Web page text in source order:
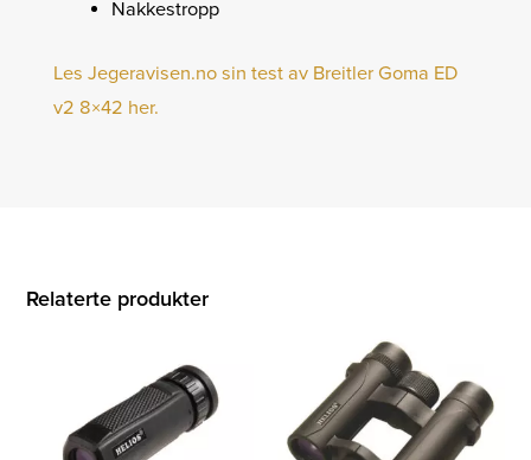
Nakkestropp
Les Jegeravisen.no sin test av Breitler Goma ED
v2 8×42 her.
Relaterte produkter